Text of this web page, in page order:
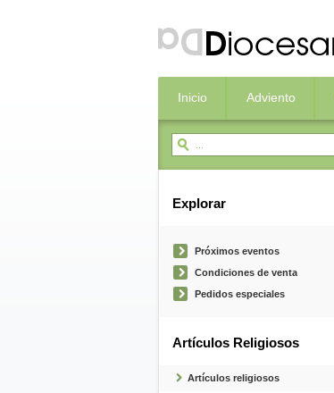
Inicio Adviento
Explorar
Próximos eventos
Condiciones de venta
Pedidos especiales
Artículos Religiosos
Artículos religiosos